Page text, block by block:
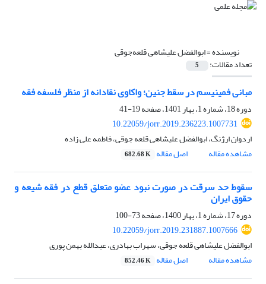
نویسنده =ابوالفضل علیشاهی قلعه‌جوقی
تعداد مقالات: 5
مبانی فمینیسم در سقط جنین؛ واکاوی نقادانه از منظر فلسفه فقه
دوره 18، شماره 1، بهار 1401، صفحه
19-41
10.22059/jorr.2019.236223.1007731
اردوان ارژنگ، ابوالفضل علیشاهی قلعه جوقی، فاطمه علی زاده
مشاهده مقاله
اصل مقاله 682.68 K
سقوط حد سرقت در صورت نبود عضو متعلق قطع در فقه شیعه و
حقوق ایران
دوره 17، شماره 1، بهار 1400، صفحه
73-100
10.22059/jorr.2019.231887.1007666
ابوالفضل علیشاهی قلعه جوقی، سهراب بهادری، عبدالله بهمن پوری
مشاهده مقاله
اصل مقاله 852.46 K